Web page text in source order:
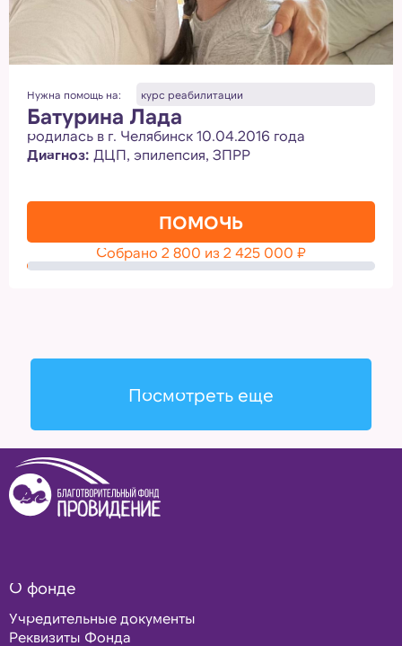
Нужна помощь на: курс реабилитации
Батурина Лада
родилась в г. Челябинск 10.04.2016 года
Диагноз: ДЦП, эпилепсия, ЗПРР
ПОМОЧЬ
Собрано 2 800 из 2 425 000 ₽
Посмотреть еще
О фонде
Учредительные документы
Реквизиты Фонда